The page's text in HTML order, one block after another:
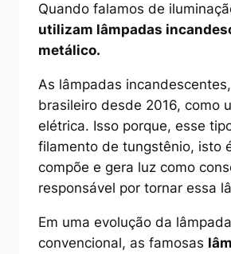
Quando falamos de
utilizam lâmpadas
metálico.
As lâmpadas
brasileiro desde 2016, como
elétrica. Isso porque, esse
filamento de tungstênio, isto
compõe e gera luz como
responsável por tornar essa
Em uma evolução da
convencional, as famosas